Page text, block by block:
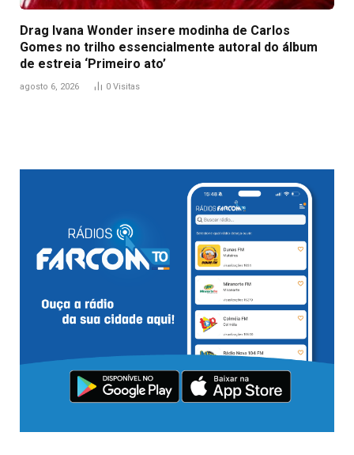
Drag Ivana Wonder insere modinha de Carlos
Gomes no trilho essencialmente autoral do álbum
de estreia ‘Primeiro ato’
agosto 6, 2026 0 Visitas